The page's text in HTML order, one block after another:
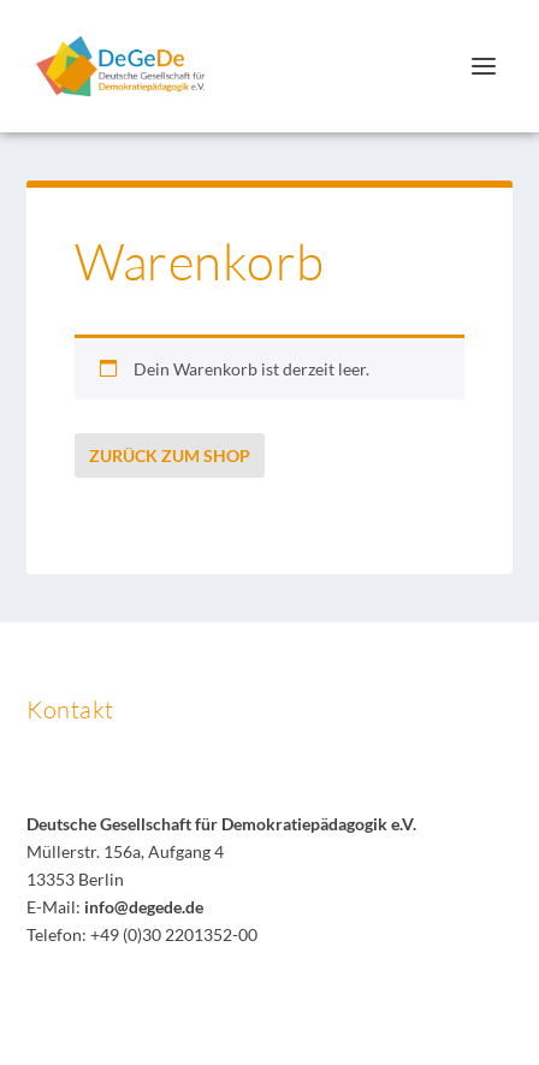
Warenkorb
Dein Warenkorb ist derzeit leer.
ZURÜCK ZUM SHOP
Kontakt
Deutsche Gesellschaft für Demokratiepädagogik e.V.
Müllerstr. 156a, Aufgang 4
13353 Berlin
E-Mail: info@degede.de
Telefon: +49 (0)30 2201352-00